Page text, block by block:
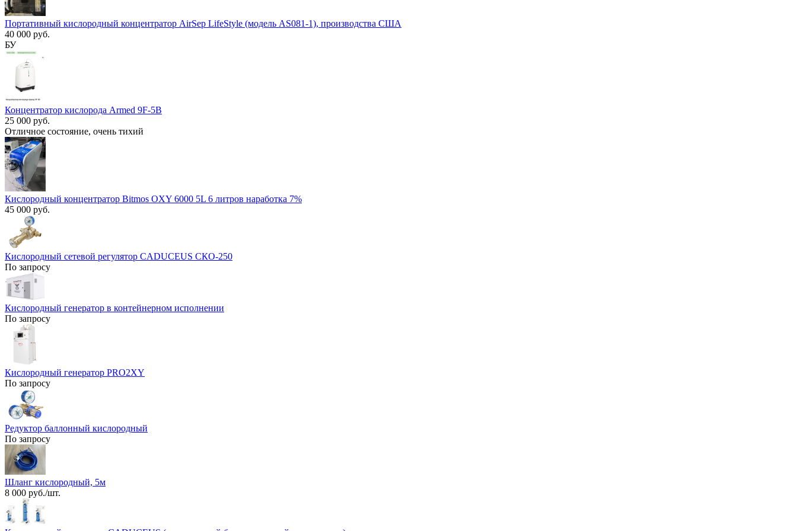
Портативный кислородный концентратор AirSep LifeStyle (модель AS081-1), производства США
40 000 руб.
БУ
Концентратор кислорода Armed 9F-5B
25 000 руб.
Отличное состояние, очень тихий
Кислородный концентратор Bitmos OXY 6000 5L 6 литров наработка 7%
45 000 руб.
Кислородный сетевой регулятор CADUCEUS СКО-250
По запросу
Кислородный генератор в контейнерном исполнении
По запросу
Кислородный генератор PRO2XY
По запросу
Редуктор баллонный кислородный
По запросу
Шланг кислородный, 5м
8 000 руб./шт.